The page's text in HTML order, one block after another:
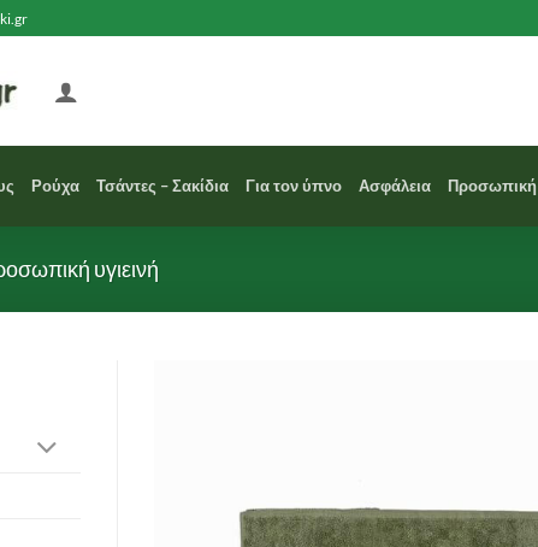
Ρούχα Τσάντες – Σακίδια Για τον ύπνο Ασφάλεια Προσωπική
υγιεινή